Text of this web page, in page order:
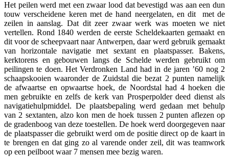
Het peilen werd met een zwaar lood dat bevestigd was aan een dun
touw verscheidene keren met de hand neergelaten, en dit met de
zeilen in aanslag. Dat dit zeer zwaar werk was moeten we niet
vertellen. Rond 1840 werden de eerste Scheldekaarten gemaakt en
dit voor de scheepvaart naar Antwerpen, daar werd gebruik gemaakt
van horizontale navigatie met sextant en plaatspasser. Bakens,
kerktorens en gebouwen langs de Schelde werden gebruikt om
peilingen te doen. Het Verdronken Land had in de jaren ’60 nog 2
schaapskooien waaronder de Zuidstal die bezat 2 punten namelijk
de afwaartse en opwaartse hoek, de Noordstal had 4 hoeken die
men gebruikte en zelfs de kerk van Prosperpolder deed dienst als
navigatiehulpmiddel. De plaatsbepaling werd gedaan met behulp
van 2 sextanten, alzo kon men de hoek tussen 2 punten aflezen op
de gradenboog van deze toestellen. De hoek werd doorgegeven naar
de plaatspasser die gebruikt werd om de positie direct op de kaart in
te brengen en dat ging zo al varende onder zeil, dit was teamwork
op een peilboot waar 7 mensen mee bezig waren.